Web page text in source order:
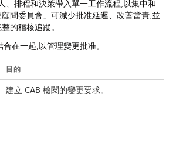
、排程和決策帶入單一工作流程,以集中和
問委員會」可減少批准延遲、改善當責,並
的稽核追蹤。
在一起,以管理變更批准。
目的
建立 CAB 檢閱的變更要求。